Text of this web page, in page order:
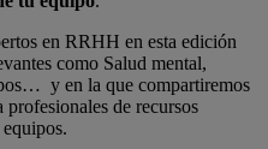
en RRHH en esta edición
como Salud mental,
y en la que compartiremos
profesionales de recursos